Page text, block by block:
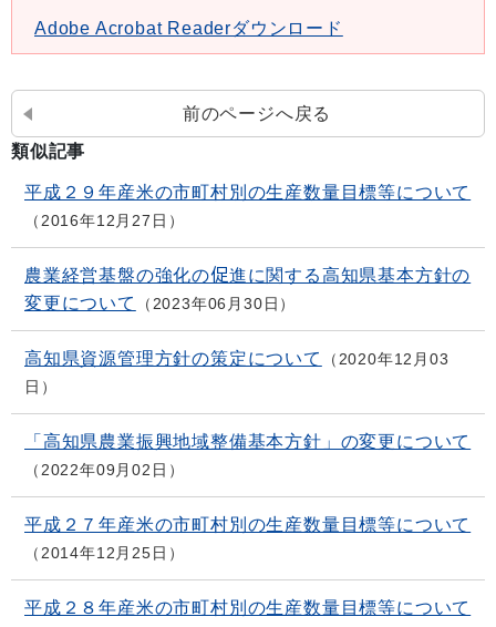
Adobe Acrobat Readerダウンロード
前のページへ戻る
類似記事
平成２９年産米の市町村別の生産数量目標等について
2016年12月27日
農業経営基盤の強化の促進に関する高知県基本方針の
変更について
2023年06月30日
高知県資源管理方針の策定について
2020年12月03
日
「高知県農業振興地域整備基本方針」の変更について
2022年09月02日
平成２７年産米の市町村別の生産数量目標等について
2014年12月25日
平成２８年産米の市町村別の生産数量目標等について